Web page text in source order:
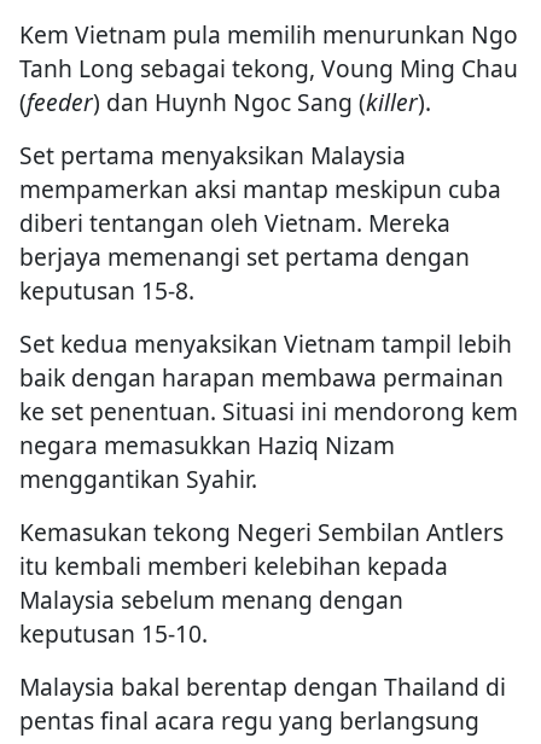
Kem Vietnam pula memilih menurunkan Ngo
Tanh Long sebagai tekong, Voung Ming Chau
(feeder) dan Huynh Ngoc Sang (killer).
Set pertama menyaksikan Malaysia
mempamerkan aksi mantap meskipun cuba
diberi tentangan oleh Vietnam. Mereka
berjaya memenangi set pertama dengan
keputusan 15-8.
Set kedua menyaksikan Vietnam tampil lebih
baik dengan harapan membawa permainan
ke set penentuan. Situasi ini mendorong kem
negara memasukkan Haziq Nizam
menggantikan Syahir.
Kemasukan tekong Negeri Sembilan Antlers
itu kembali memberi kelebihan kepada
Malaysia sebelum menang dengan
keputusan 15-10.
Malaysia bakal berentap dengan Thailand di
pentas final acara regu yang berlangsung